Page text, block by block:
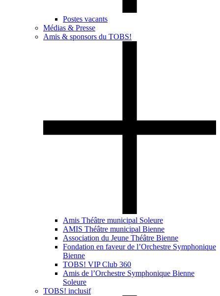
Postes vacants
Médias & Presse
Amis & sponsors du TOBS!
Amis Théâtre municipal Soleure
AMIS Théâtre municipal Bienne
Association du Jeune Théâtre Bienne
Fondation en faveur de l’Orchestre Symphonique
Bienne
TOBS! VIP Club 360
Amis de l’Orchestre Symphonique Bienne
Soleure
TOBS! inclusif